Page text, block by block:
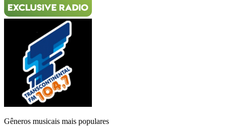
Gêneros musicais mais populares